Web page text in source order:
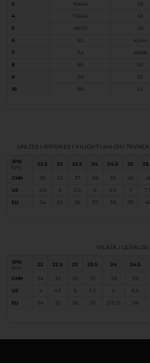
3
164/44 36
4
176/46 38
5
48/50 40
6
52 42/44
7
54 46/48
8
56 50
9
58 52
10
60 54
UNIZES I RIFONES I VILIGHT I MACH I
JPN
(cm)
22.5 23 23.5 24 24.5 25
CHN 35 36 37 38 39 40 41
US
4.5 5 5.5 6 6.5 7
EU
34 35 36 37 38 39
VILATA I LEVALISI
JPN
(cm)
22 22.5 23 23.5 24 24.5
CHN 34 35 36 37 38 39
US
4 4.5 5 5.5 6 6.5
EU
34 35 36 37 (37.5) 38